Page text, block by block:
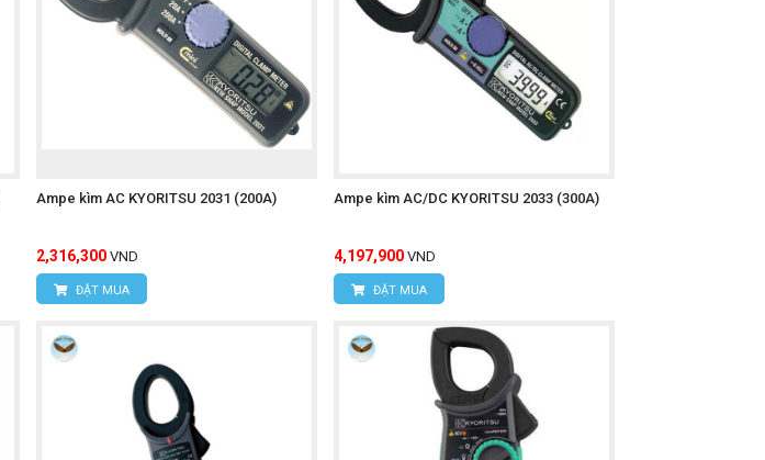
Ampe kìm AC KYORITSU 2031 (200A)
2,316,300 VND
ĐẶT MUA
Ampe kìm AC/DC KYORITSU 2033 (300A)
4,197,900 VND
ĐẶT MUA